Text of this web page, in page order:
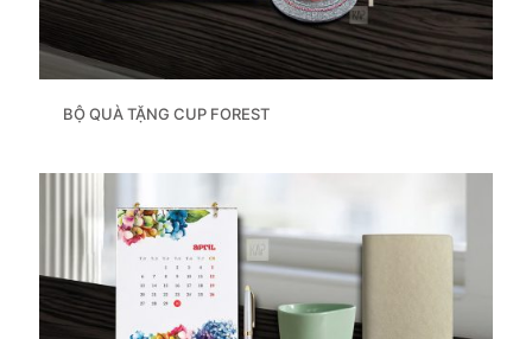
BỘ QUÀ TẶNG CUP FOREST